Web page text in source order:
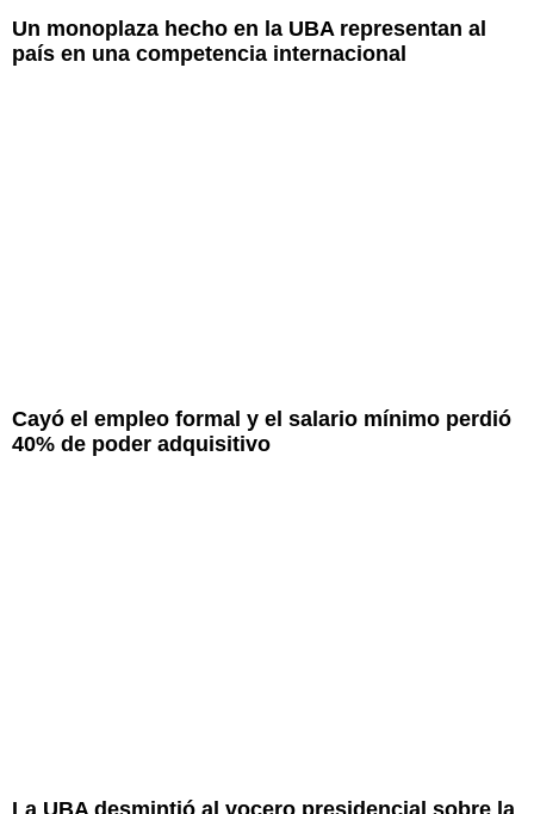
Un monoplaza hecho en la UBA representan al
país en una competencia internacional
Cayó el empleo formal y el salario mínimo perdió
40% de poder adquisitivo
La UBA desmintió al vocero presidencial sobre la